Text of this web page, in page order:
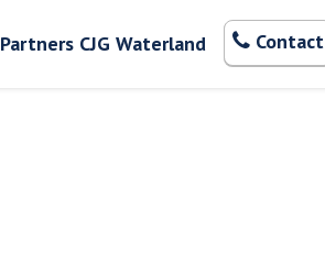
Partners CJG Waterland Contact